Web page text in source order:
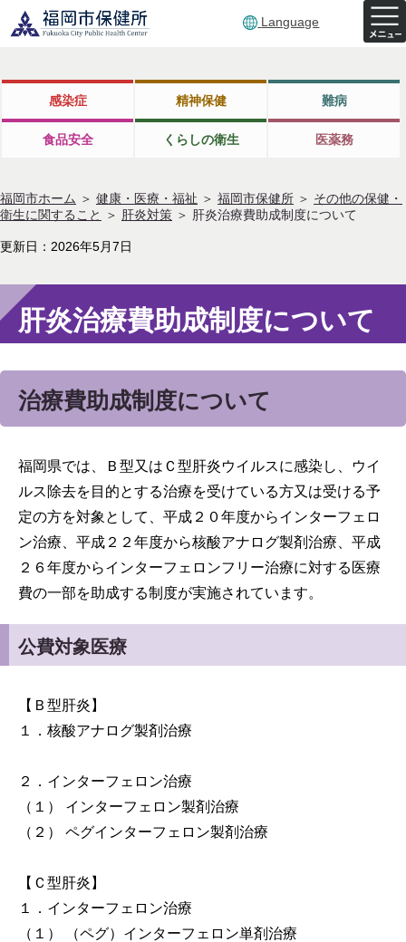
Language
感染症 精神保健 難病
食品安全 くらしの衛生 医薬務
福岡市ホーム ＞ 健康・医療・福祉 ＞ 福岡市保健所 ＞ その他の保健・
衛生に関すること
＞ 肝炎対策 ＞ 肝炎治療費助成制度について
更新日：2026年5月7日
肝炎治療費助成制度について
治療費助成制度について
福岡県では、Ｂ型又はＣ型肝炎ウイルスに感染し、ウイ
ルス除去を目的とする治療を受けている方又は受ける予
定の方を対象として、平成２０年度からインターフェロ
ン治療、平成２２年度から核酸アナログ製剤治療、平成
２６年度からインターフェロンフリー治療に対する医療
費の一部を助成する制度が実施されています。
公費対象医療
【Ｂ型肝炎】
１．核酸アナログ製剤治療
２．インターフェロン治療
（１） インターフェロン製剤治療
（２） ペグインターフェロン製剤治療
【Ｃ型肝炎】
１．インターフェロン治療
（１） （ペグ）インターフェロン単剤治療